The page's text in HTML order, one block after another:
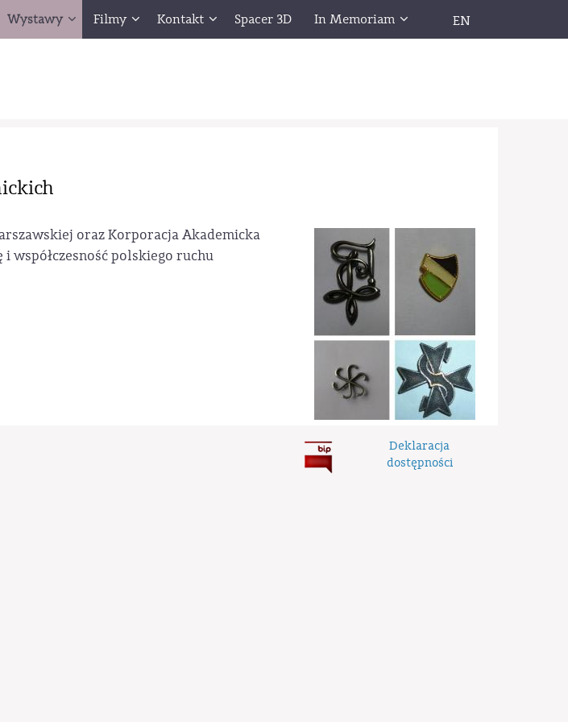
Wystawy Filmy Kontakt Spacer 3D In Memoriam EN
oraz Korporacja Akademicka
współczesność polskiego ruchu
Deklaracja
dostępności